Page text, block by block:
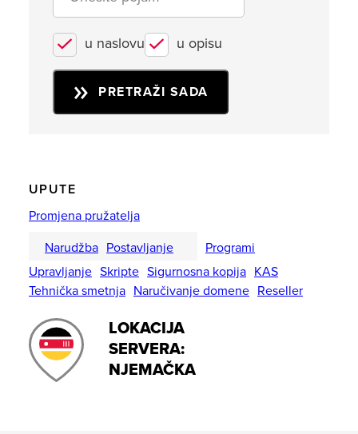
u naslovu u opisu
PRETRAŽI SADA
UPUTE
Promjena pružatelja
Narudžba Postavljanje
Programi
Upravljanje Skripte Sigurnosna kopija KAS
Tehnička smetnja Naručivanje domene Reseller
LOKACIJA
SERVERA:
NJEMAČKA